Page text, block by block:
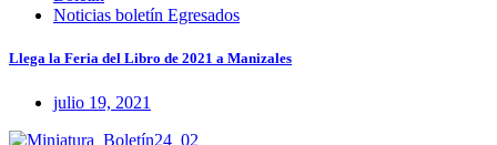
Noticias boletín Egresados
Llega la Feria del Libro de 2021 a Manizales
julio 19, 2021